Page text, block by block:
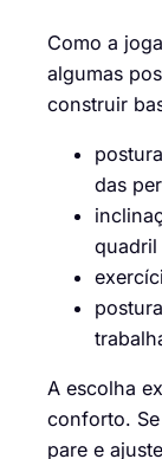
Como a
algumas
construir
das
quadril
A escolha
conforto.
pare e